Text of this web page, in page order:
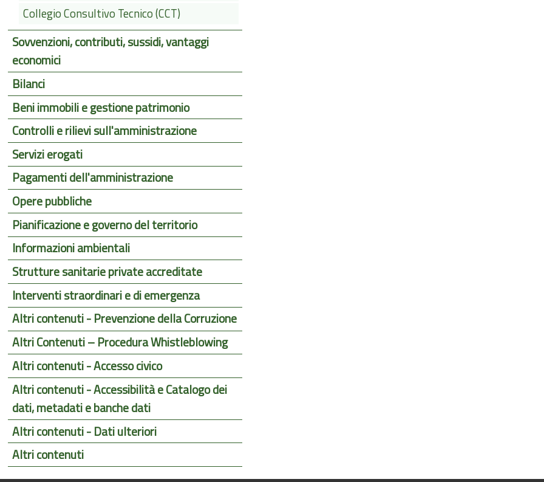
Collegio Consultivo Tecnico (CCT)
Sovvenzioni, contributi, sussidi, vantaggi
economici
Bilanci
Beni immobili e gestione patrimonio
Controlli e rilievi sull'amministrazione
Servizi erogati
Pagamenti dell'amministrazione
Opere pubbliche
Pianificazione e governo del territorio
Informazioni ambientali
Strutture sanitarie private accreditate
Interventi straordinari e di emergenza
Altri contenuti - Prevenzione della Corruzione
Altri Contenuti – Procedura Whistleblowing
Altri contenuti - Accesso civico
Altri contenuti - Accessibilità e Catalogo dei
dati, metadati e banche dati
Altri contenuti - Dati ulteriori
Altri contenuti